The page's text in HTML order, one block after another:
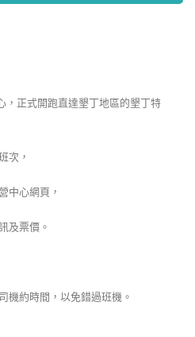
，正式開跑直達墾丁地區的墾丁特
次，
中心網頁，
及票價。
機約時間，以免錯過班機。